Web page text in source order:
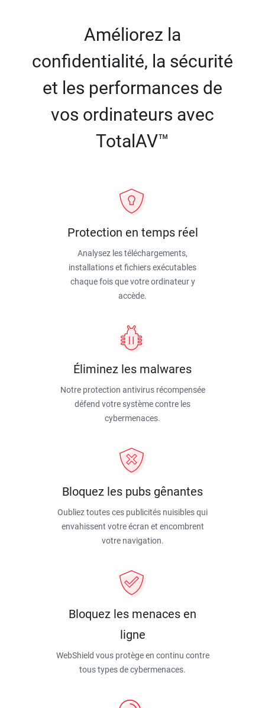
Améliorez la
confidentialité, la sécurité
et les performances de
vos ordinateurs avec
TotalAV™
Protection en temps réel
Analysez les téléchargements,
installations et fichiers exécutables
chaque fois que votre ordinateur y
accède.
Éliminez les malwares
Notre protection antivirus récompensée
défend votre système contre les
cybermenaces.
Bloquez les pubs gênantes
Oubliez toutes ces publicités nuisibles qui
envahissent votre écran et encombrent
votre navigation.
Bloquez les menaces en
ligne
WebShield vous protège en continu contre
tous types de cybermenaces.